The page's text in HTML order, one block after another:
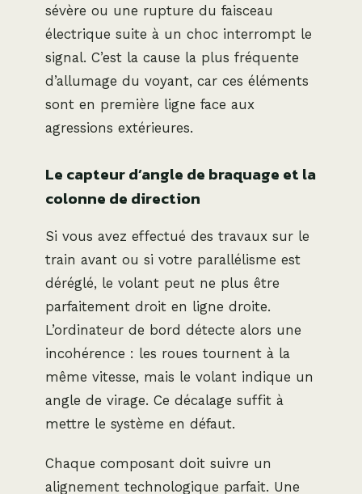
sévère ou une rupture du faisceau
électrique suite à un choc interrompt le
signal. C’est la cause la plus fréquente
d’allumage du voyant, car ces éléments
sont en première ligne face aux
agressions extérieures.
Le capteur d’angle de braquage et la
colonne de direction
Si vous avez effectué des travaux sur le
train avant ou si votre parallélisme est
déréglé, le volant peut ne plus être
parfaitement droit en ligne droite.
L’ordinateur de bord détecte alors une
incohérence : les roues tournent à la
même vitesse, mais le volant indique un
angle de virage. Ce décalage suffit à
mettre le système en défaut.
Chaque composant doit suivre un
alignement technologique parfait. Une